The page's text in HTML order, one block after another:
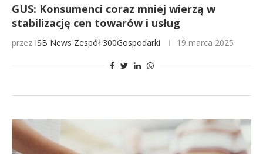
GUS: Konsumenci coraz mniej wierzą w
stabilizację cen towarów i usług
przez ISB News Zespół 300Gospodarki 19 marca 2025